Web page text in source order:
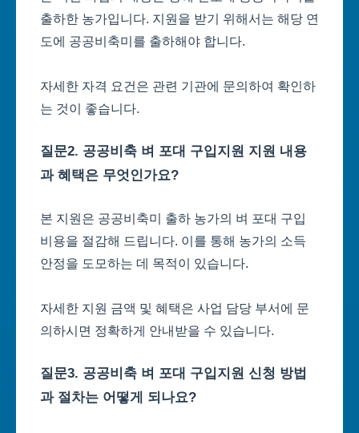
출하한 농가입니다. 지원을 받기 위해서는 해당 연
도에 공공비축미를 출하해야 합니다.
자세한 자격 요건은 관련 기관에 문의하여 확인하
는 것이 좋습니다.
질문2. 공공비축 벼 포대 구입지원 지원 내용
과 혜택은 무엇인가요?
본 지원은 공공비축미 출하 농가의 벼 포대 구입
비용을 절감해 드립니다. 이를 통해 농가의 소득
안정을 도모하는 데 목적이 있습니다.
자세한 지원 금액 및 혜택은 사업 담당 부서에 문
의하시면 정확하게 안내받을 수 있습니다.
질문3. 공공비축 벼 포대 구입지원 신청 방법
과 절차는 어떻게 되나요?